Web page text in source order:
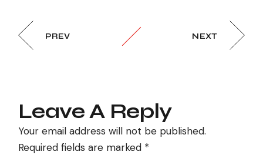
PREV NEXT
Leave A Reply
Your email address will not be published.
Required fields are marked *